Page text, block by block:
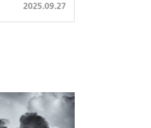
2025.09.27